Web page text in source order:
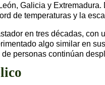
Galicia y
de temperaturas y la
en tres décadas,
algo similar en
personas continúan